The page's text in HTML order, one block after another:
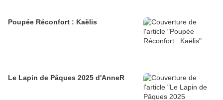
Poupée Réconfort : Kaëlis
Le Lapin de Pâques 2025 d'AnneR